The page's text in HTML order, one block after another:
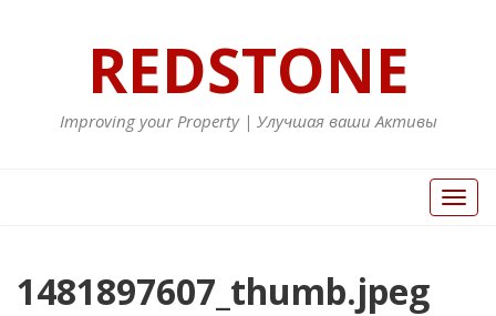
REDSTONE
Improving your Property | Улучшая ваши Активы
Вкл/
Выкл
1481897607_thumb.jpeg